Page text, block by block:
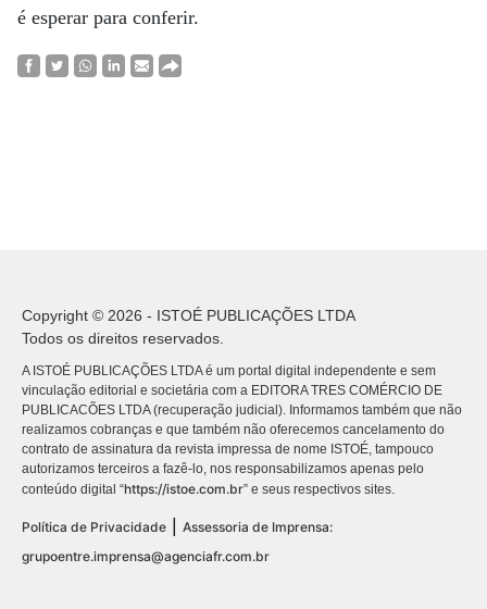
é esperar para conferir.
Copyright © 2026 - ISTOÉ PUBLICAÇÕES LTDA
Todos os direitos reservados.
A ISTOÉ PUBLICAÇÕES LTDA é um portal digital independente e sem
vinculação editorial e societária com a EDITORA TRES COMÉRCIO DE
PUBLICACÕES LTDA (recuperação judicial). Informamos também que não
realizamos cobranças e que também não oferecemos cancelamento do
contrato de assinatura da revista impressa de nome ISTOÉ, tampouco
autorizamos terceiros a fazê-lo, nos responsabilizamos apenas pelo
conteúdo digital “https://istoe.com.br” e seus respectivos sites.
Política de Privacidade
Assessoria de Imprensa:
grupoentre.imprensa@agenciafr.com.br